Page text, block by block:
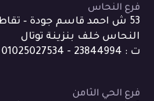
فرع النحاس
53 ش احمد قاسم جودة –
النحاس خلف بنزينة توتال
ت : 23844994 - 01025027534
فرع الحي الثامن